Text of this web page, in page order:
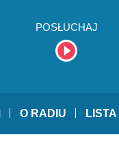
POSŁUCHAJ
O RADIU